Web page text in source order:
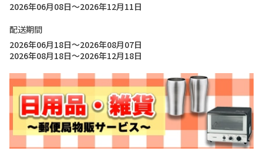
2026年06月08日～2026年12月11日
配送期間
2026年06月18日～2026年08月07日
2026年08月18日～2026年12月18日